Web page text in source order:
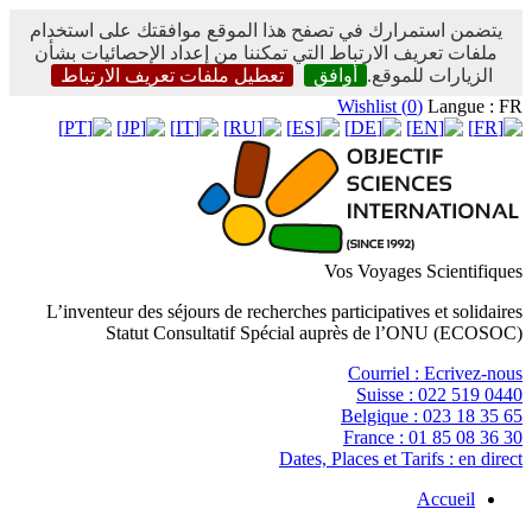
يتضمن استمرارك في تصفح هذا الموقع موافقتك على استخدام
ملفات تعريف الارتباط التي تمكننا من إعداد الإحصائيات بشأن
الزيارات للموقع.
أوافق
تعطيل ملفات تعريف الارتباط
Wishlist (0) Langue : FR
Vos Voyages Scientifiques
L’inventeur des séjours de recherches participatives et solidaires
Statut Consultatif Spécial auprès de l’ONU (ECOSOC)
Courriel : Ecrivez-nous
Suisse : 022 519 0440
Belgique : 023 18 35 65
France : 01 85 08 36 30
Dates, Places et Tarifs : en direct
Accueil